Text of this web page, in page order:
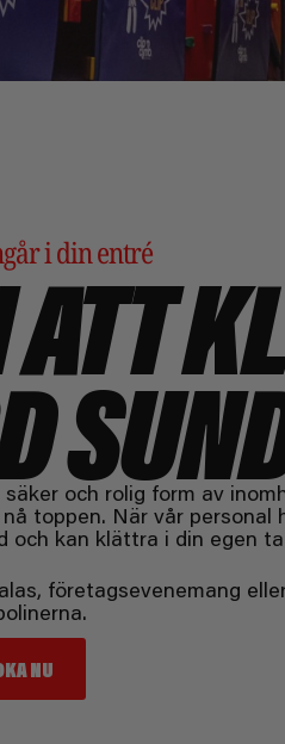
i din entré
och rolig form av
toppen. När vår personal
och kan klättra i din egen
företagsevenemang
NU